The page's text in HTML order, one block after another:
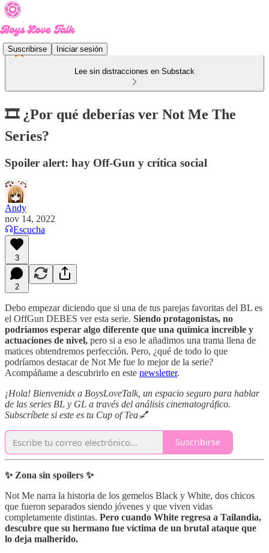
Suscribirse Iniciar sesión
Lee sin distracciones en Substack
🎞 ¿Por qué deberías ver Not Me The
Series?
Spoiler alert: hay Off-Gun y crítica social
Andy
nov 14, 2022
Escucha
3
2
Debo empezar diciendo que si una de tus parejas favoritas del BL es
el OffGun DEBES ver esta serie. Siendo protagonistas, no
podríamos esperar algo diferente que una química increíble y
actuaciones de nivel, pero si a eso le añadimos una trama llena de
matices obtendremos perfección. Pero, ¿qué de todo lo que
podríamos destacar de Not Me fue lo mejor de la serie?
Acompáñame a descubrirlo en este newsletter.
¡Hola! Bienvenidx a BoysLoveTalk, un espacio seguro para hablar
de las series BL y GL a través del análisis cinematográfico.
Subscríbete si este es tu Cup of Tea💅
Suscribirse
✨ Zona sin spoilers ✨
Not Me narra la historia de los gemelos Black y White, dos chicos
que fueron separados siendo jóvenes y que viven vidas
completamente distintas. Pero cuando White regresa a Tailandia,
descubre que su hermano fue víctima de un brutal ataque que
lo deja malherido.